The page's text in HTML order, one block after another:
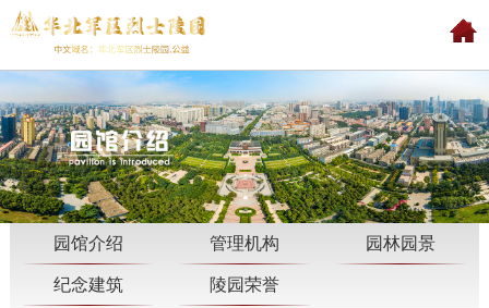
园馆介绍 管理机构 园林园景
纪念建筑 陵园荣誉